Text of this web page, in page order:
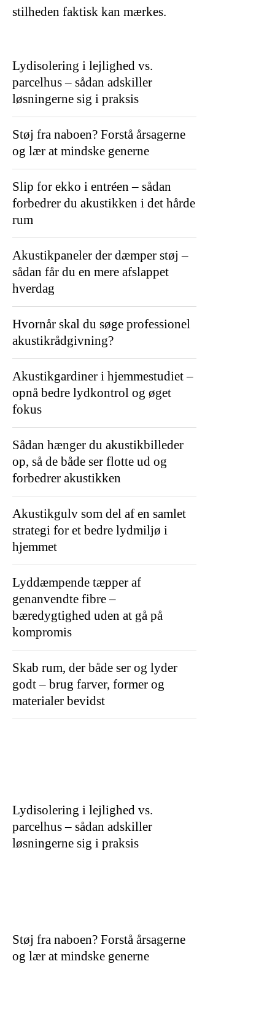
stilheden faktisk kan mærkes.
Lydisolering i lejlighed vs.
parcelhus – sådan adskiller
løsningerne sig i praksis
Støj fra naboen? Forstå årsagerne
og lær at mindske generne
Slip for ekko i entréen – sådan
forbedrer du akustikken i det hårde
rum
Akustikpaneler der dæmper støj –
sådan får du en mere afslappet
hverdag
Hvornår skal du søge professionel
akustikrådgivning?
Akustikgardiner i hjemmestudiet –
opnå bedre lydkontrol og øget
fokus
Sådan hænger du akustikbilleder
op, så de både ser flotte ud og
forbedrer akustikken
Akustikgulv som del af en samlet
strategi for et bedre lydmiljø i
hjemmet
Lyddæmpende tæpper af
genanvendte fibre –
bæredygtighed uden at gå på
kompromis
Skab rum, der både ser og lyder
godt – brug farver, former og
materialer bevidst
Lydisolering i lejlighed vs.
parcelhus – sådan adskiller
løsningerne sig i praksis
Støj fra naboen? Forstå årsagerne
og lær at mindske generne